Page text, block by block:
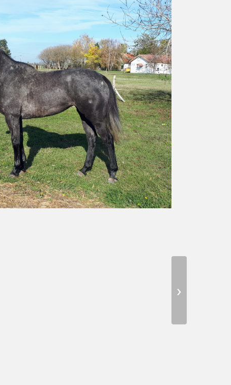
›